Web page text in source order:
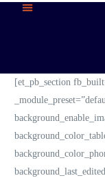
[et_pb_section